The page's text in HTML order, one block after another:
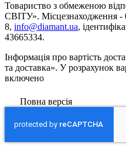
Товариство з обмеженою
СВІТУ». Місцезнаходження -
8, info@diamant.ua,
43665334.
Інформація про вартість
та доставка». У розрахунок
включено
Повна версія